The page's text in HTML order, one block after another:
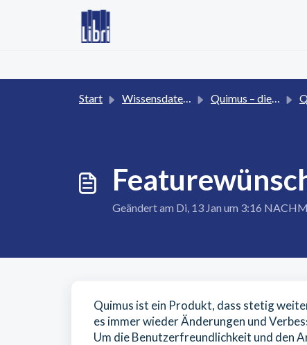
Start Wissensdatenbank Quimus – die Online-Plattform für den Buchhandel
Geändert am Di, 13 Jan um 3:16
Quimus ist ein Produkt, dass stetig
es immer wieder Änderungen und
Um die Benutzerfreundlichkeit und den